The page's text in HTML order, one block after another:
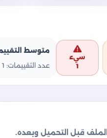
سيء
1
متوسط
عدد التقييمات: 1
قبل التحميل وبعده.